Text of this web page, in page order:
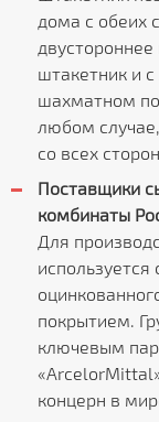
дома с обеих
штакетник и
шахматном
любом
со всех
Поставщики
комбинаты
Для
покрытием.
ключевым
концерн в